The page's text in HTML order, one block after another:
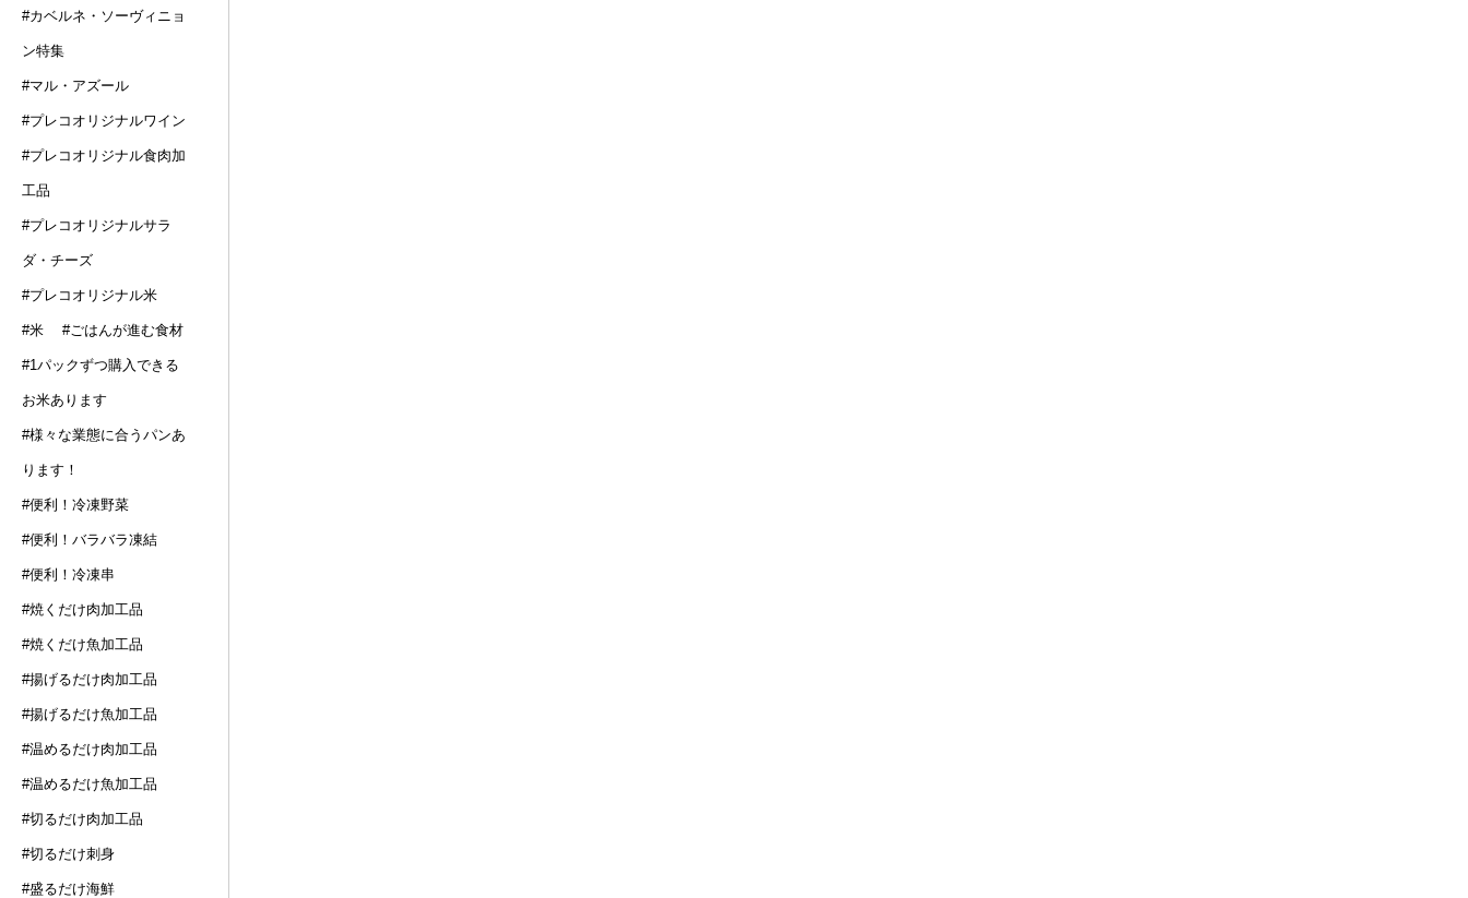
#カベルネ・ソーヴィニョ
ン特集
#マル・アズール
#プレコオリジナルワイン
#プレコオリジナル食肉加
工品
#プレコオリジナルサラ
ダ・チーズ
#プレコオリジナル米
#米 #ごはんが進む食材
#1パックずつ購入できる
お米あります
#様々な業態に合うパンあ
ります！
#便利！冷凍野菜
#便利！バラバラ凍結
#便利！冷凍串
#焼くだけ肉加工品
#焼くだけ魚加工品
#揚げるだけ肉加工品
#揚げるだけ魚加工品
#温めるだけ肉加工品
#温めるだけ魚加工品
#切るだけ肉加工品
#切るだけ刺身
#盛るだけ海鮮